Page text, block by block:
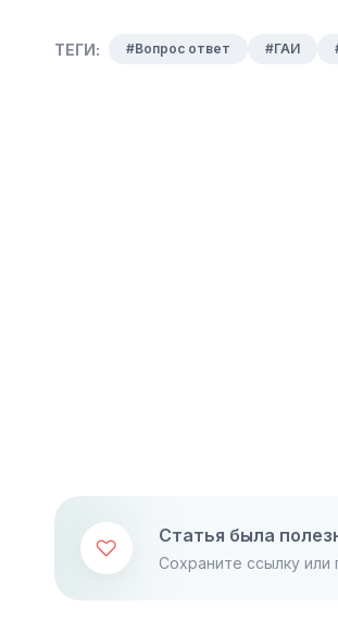
ТЕГИ: #Вопрос ответ #ГАИ
Статья была
Сохраните ссылку